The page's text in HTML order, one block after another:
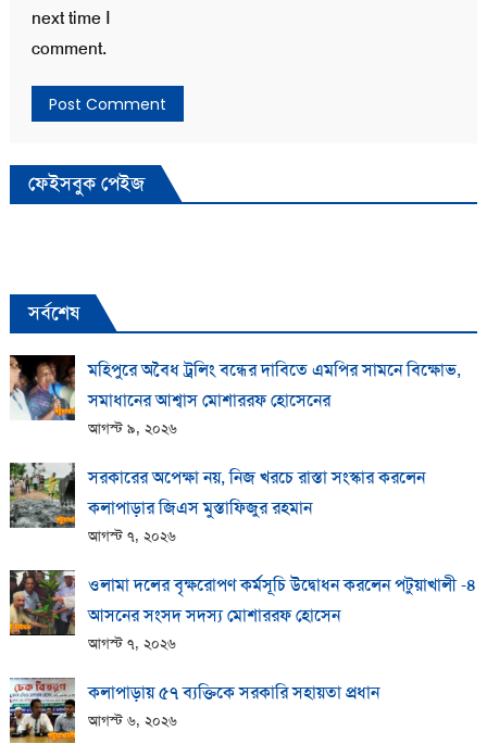
next time I
comment.
ফেইসবুক পেইজ
সর্বশেষ
মহিপুরে অবৈধ ট্রলিং বন্ধের দাবিতে এমপির সামনে বিক্ষোভ,
সমাধানের আশ্বাস মোশাররফ হোসেনের
আগস্ট ৯, ২০২৬
সরকারের অপেক্ষা নয়, নিজ খরচে রাস্তা সংস্কার করলেন
কলাপাড়ার জিএস মুস্তাফিজুর রহমান
আগস্ট ৭, ২০২৬
ওলামা দলের বৃক্ষরোপণ কর্মসূচি উদ্বোধন করলেন পটুয়াখালী -৪
আসনের সংসদ সদস্য মোশাররফ হোসেন
আগস্ট ৭, ২০২৬
কলাপাড়ায় ​৫৭ ব্যক্তিকে সরকারি সহায়তা প্রধান
আগস্ট ৬, ২০২৬